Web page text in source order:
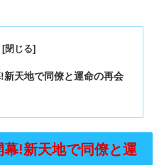
天地で同僚と運命の再会
!新天地で同僚と運